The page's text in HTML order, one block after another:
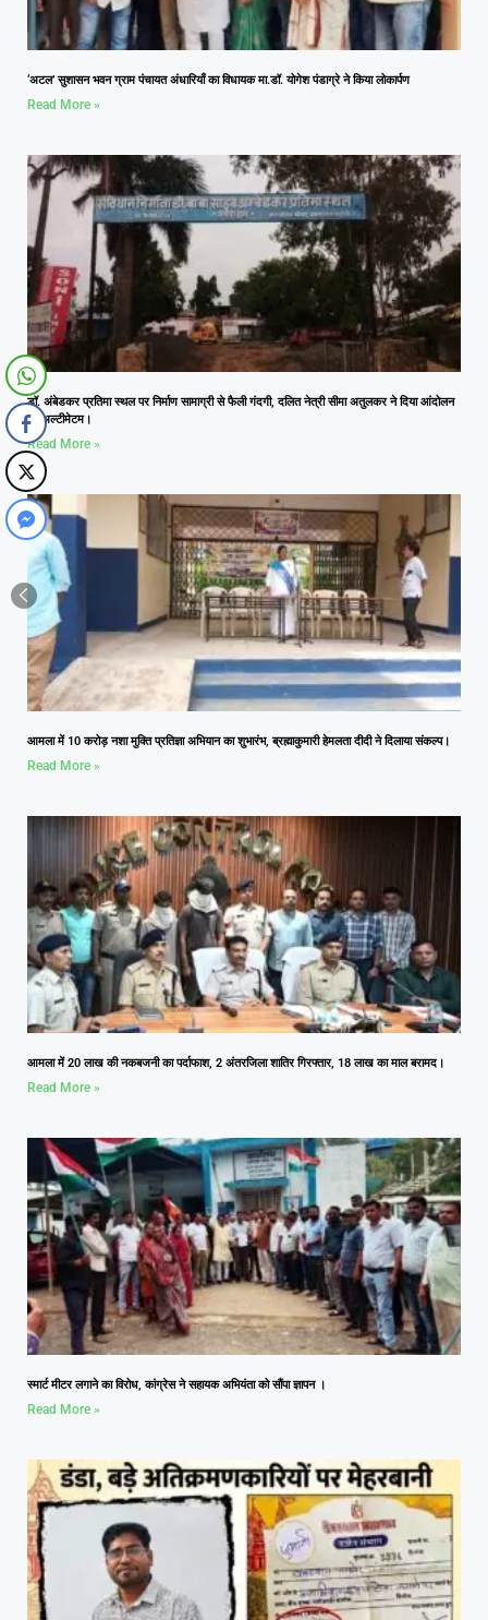
‘अटल’ सुशासन भवन ग्राम पंचायत अंधारियाँ का विधायक मा.डॉ. योगेश पंडाग्रे ने किया लोकार्पण
Read More »
डॉ. अंबेडकर प्रतिमा स्थल पर निर्माण सामाग्री से फैली गंदगी, दलित नेत्री सीमा अतुलकर ने दिया आंदोलन
का अल्टीमेटम।
Read More »
आमला में 10 करोड़ नशा मुक्ति प्रतिज्ञा अभियान का शुभारंभ, ब्रह्माकुमारी हेमलता दीदी ने दिलाया संकल्प।
Read More »
आमला में 20 लाख की नकबजनी का पर्दाफाश, 2 अंतरजिला शातिर गिरफ्तार, 18 लाख का माल बरामद।
Read More »
स्मार्ट मीटर लगाने का विरोध, कांग्रेस ने सहायक अभियंता को सौंपा ज्ञापन ।
Read More »